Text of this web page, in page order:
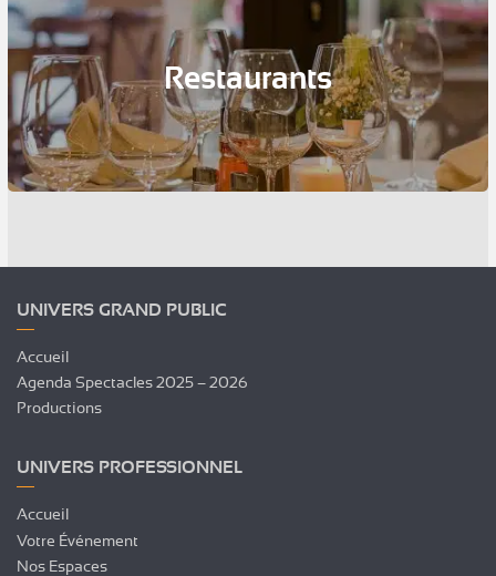
Restaurants
UNIVERS GRAND PUBLIC
Accueil
Agenda Spectacles 2025 – 2026
Productions
UNIVERS PROFESSIONNEL
Accueil
Votre Événement
Nos Espaces